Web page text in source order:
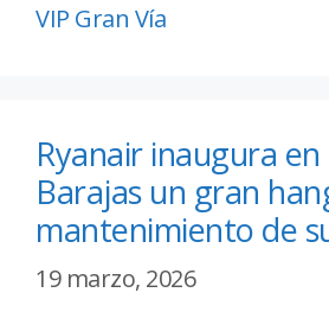
VIP Gran Vía
Ryanair inaugura
Barajas un gran
mantenimiento de
19 marzo, 2026